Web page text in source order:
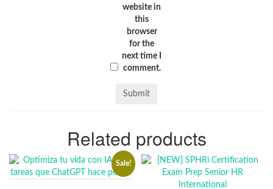
website in
this
browser
for the
next time I
comment.
Related products
Sale!